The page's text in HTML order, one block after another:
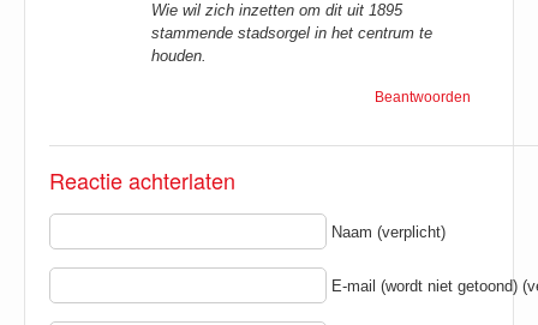
Wie wil zich inzetten om dit uit 1895
stammende stadsorgel in het centrum te
houden.
Beantwoorden
Reactie achterlaten
Naam (verplicht)
E-mail (wordt niet getoond)